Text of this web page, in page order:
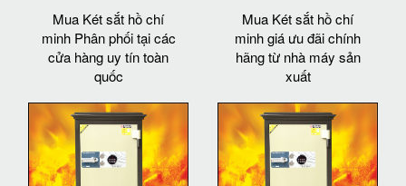
Mua Két sắt hồ chí
minh Phân phối tại các
cửa hàng uy tín toàn
quốc
Mua Két sắt hồ chí
minh giá ưu đãi chính
hãng từ nhà máy sản
xuất